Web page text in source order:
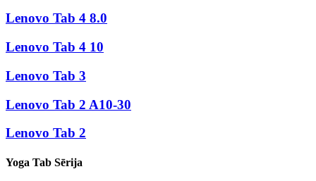
Lenovo Tab 4 8.0
Lenovo Tab 4 10
Lenovo Tab 3
Lenovo Tab 2 A10-30
Lenovo Tab 2
Yoga Tab Sērija